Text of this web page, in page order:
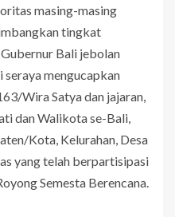
masing-masing
tingkat
Bali jebolan
mengucapkan
Wira Satya dan jajaran,
dan Walikota se-Bali,
Kota, Kelurahan, Desa
yang telah berpartisipasi
Semesta Berencana.